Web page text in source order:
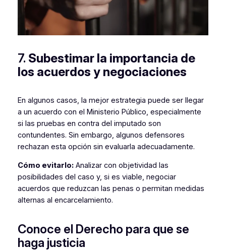
7. Subestimar la importancia de
los acuerdos y negociaciones
En algunos casos, la mejor estrategia puede ser llegar
a un acuerdo con el Ministerio Público, especialmente
si las pruebas en contra del imputado son
contundentes. Sin embargo, algunos defensores
rechazan esta opción sin evaluarla adecuadamente.
Cómo evitarlo:Analizar con objetividad las
posibilidades del caso y, si es viable, negociar
acuerdos que reduzcan las penas o permitan medidas
alternas al encarcelamiento.
Conoce el Derecho para que se
haga justicia